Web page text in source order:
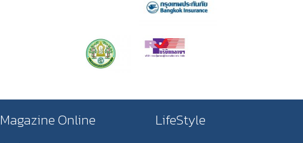
Magazine Online LifeStyle